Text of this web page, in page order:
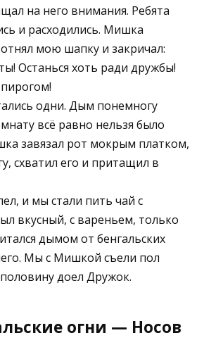
на него внимания. Ребята
и расходились. Мишка
мою шапку и закричал:
Останься хоть ради дружбы!
одни. Дым понемногу
всё равно нельзя было
завязал рот мокрым платком,
схватил его и притащил в
и мы стали пить чай с
вкусный, с вареньем, только
дымом от бенгальских
Мы с Мишкой съели пол
доел Дружок.
огни — Носов